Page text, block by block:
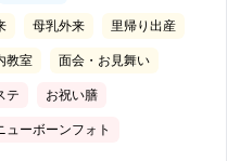
母乳外来 里帰り出産
教室 面会・お見舞い
テ お祝い膳
ューボーンフォト